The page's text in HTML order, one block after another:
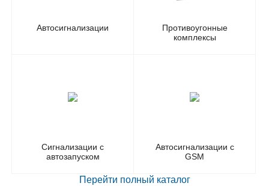
Автосигнализации
Противоугонные
комплексы
Сигнализации с
автозапуском
Автосигнализации с
GSM
Перейти полный каталог